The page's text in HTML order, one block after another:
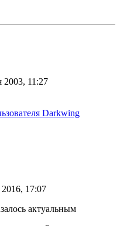
2003, 11:27
Darkwing
17:07
актуальным